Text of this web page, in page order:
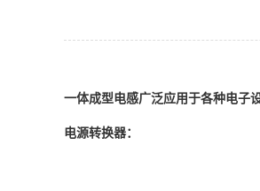
一体成型电感广泛应用于各种电子
电源转换器：